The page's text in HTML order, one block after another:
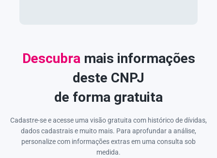
Descubramais informações
deste CNPJ
de forma gratuita
Cadastre-se e acesse uma visão gratuita com histórico de dívidas,
dados cadastrais e muito mais. Para aprofundar a análise,
personalize com informações extras em uma consulta sob
medida.